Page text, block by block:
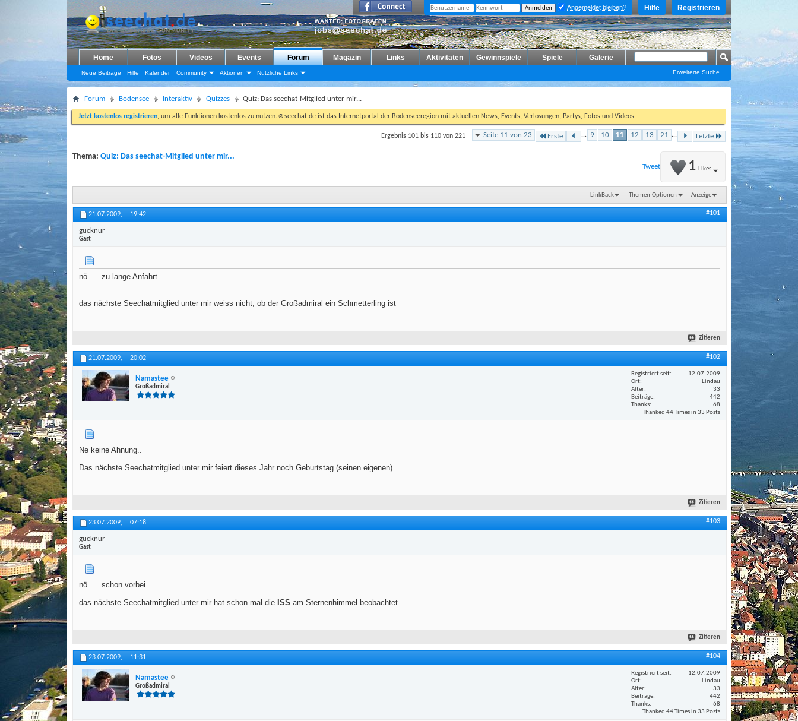
Registrieren
Hilfe
Angemeldet bleiben?
Home Fotos Videos Events Forum
Neue Beiträge Hilfe Kalender Community Aktionen Nützliche Links
Magazin Links Aktivitäten Gewinnspiele Spiele Galerie
Erweiterte Suche
Forum Bodensee Interaktiv Quizzes Quiz: Das seechat-Mitglied unter mir...
Jetzt kostenlos registrieren, um alle Funktionen kostenlos zu nutzen.☺seechat.de ist das Internetportal der Bodenseeregion mit aktuellen News, Events, Verlosungen, Partys, Fotos und Videos.
Seite 11 von 23 Erste ... 9 10 11 12 13 21 ... Letzte
Ergebnis 101 bis 110 von 221
1 Likes
Thema: Quiz: Das seechat-Mitglied unter mir...
Tweet
LinkBack Themen-Optionen Anzeige
21.07.2009, 19:42 #101
gucknur
Gast
nö......zu lange Anfahrt
das nächste Seechatmitglied unter mir weiss nicht, ob der Großadmiral ein Schmetterling ist
Zitieren
21.07.2009, 20:02 #102
Namastee
Großadmiral
Registriert seit
12.07.2009
Ort
Lindau
Alter
33
Beiträge
442
Thanks
68
Thanked 44 Times in 33 Posts
Ne keine Ahnung..
Das nächste Seechatmitglied unter mir feiert dieses Jahr noch Geburtstag.(seinen eigenen)
Zitieren
23.07.2009, 07:18 #103
gucknur
Gast
nö......schon vorbei
das nächste Seechatmitglied unter mir hat schon mal die ISS am Sternenhimmel beobachtet
Zitieren
23.07.2009, 11:31 #104
Namastee
Großadmiral
Registriert seit
12.07.2009
Ort
Lindau
Alter
33
Beiträge
442
Thanks
68
Thanked 44 Times in 33 Posts